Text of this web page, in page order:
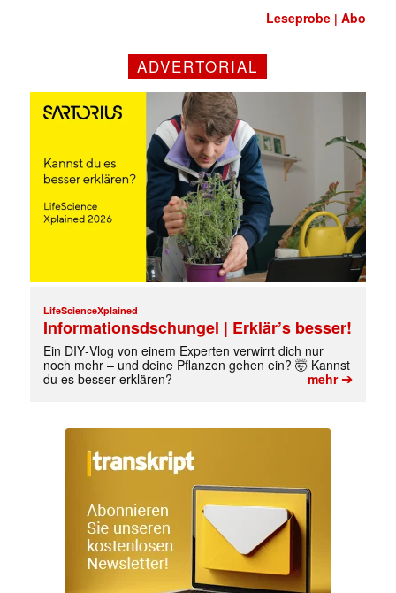
✕
Leseprobe |Abo
ADVERTORIAL
LifeScienceXplained
Informationsdschungel | Erklär’s besser!
Ein DIY‑Vlog von einem Experten verwirrt dich nur
noch mehr – und deine Pflanzen gehen ein? 🤯 Kannst
du es besser erklären?
mehr➔